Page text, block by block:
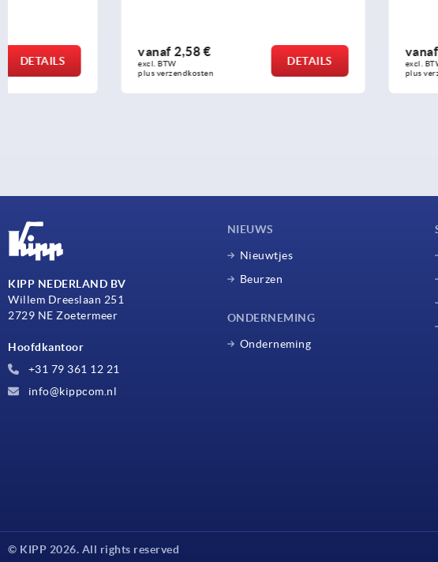
2,58 €
excl. BTW
plus verzendkosten
DETAILS
6,72 €
excl. BTW
plus verzendkosten
KIPP NEDERLAND BV
Willem Dreeslaan 251
2729 NE Zoetermeer
Hoofdkantoor
+31 79 361 12 21
info@kippcom.nl
NIEUWS
Nieuwtjes
Beurzen
ONDERNEMING
Onderneming
© KIPP 2026. All rights reserved